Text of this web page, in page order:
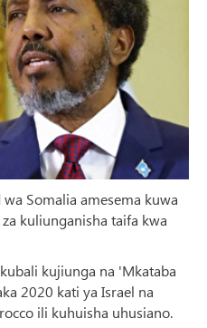
Somalia amesema kuwa
kuliunganisha taifa kwa
kujiunga na 'Mkataba
2020 kati ya Israel na
ili kuhuisha uhusiano.